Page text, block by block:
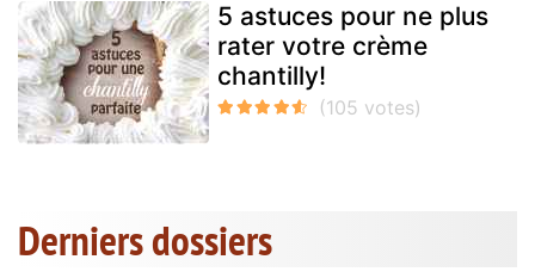
5 astuces pour ne plus
rater votre crème
chantilly!
Derniers dossiers